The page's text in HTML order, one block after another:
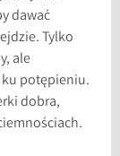
dawać
Tylko
ale
ku potępieniu.
dobra,